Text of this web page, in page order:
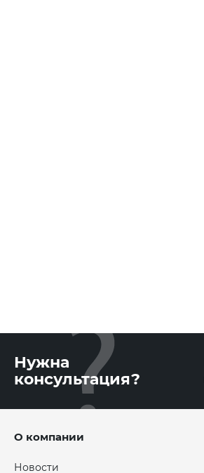
Нужна
консультация?
О компании
Новости